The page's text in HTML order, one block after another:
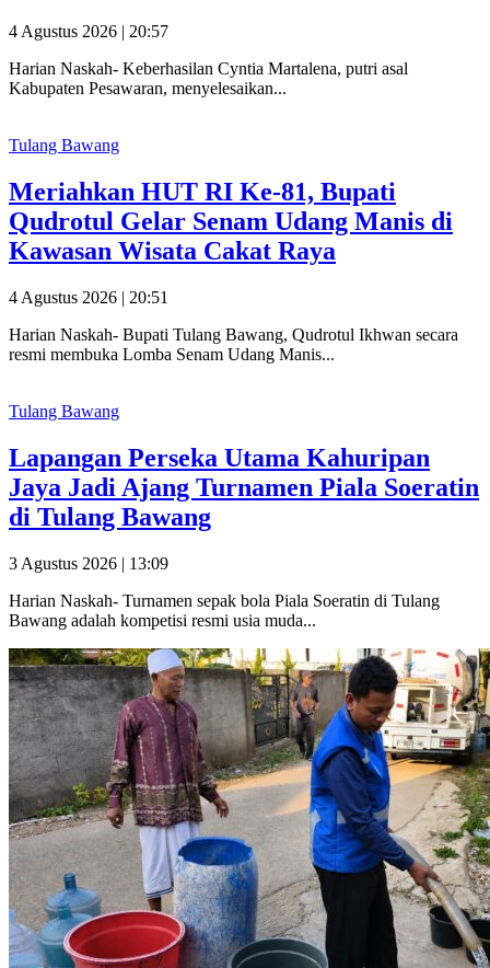
4 Agustus 2026 | 20:57
Harian Naskah- Keberhasilan Cyntia Martalena, putri asal
Kabupaten Pesawaran, menyelesaikan...
Tulang Bawang
Meriahkan HUT RI Ke-81, Bupati
Qudrotul Gelar Senam Udang Manis di
Kawasan Wisata Cakat Raya
4 Agustus 2026 | 20:51
Harian Naskah- Bupati Tulang Bawang, Qudrotul Ikhwan secara
resmi membuka Lomba Senam Udang Manis...
Tulang Bawang
Lapangan Perseka Utama Kahuripan
Jaya Jadi Ajang Turnamen Piala Soeratin
di Tulang Bawang
3 Agustus 2026 | 13:09
Harian Naskah- Turnamen sepak bola Piala Soeratin di Tulang
Bawang adalah kompetisi resmi usia muda...